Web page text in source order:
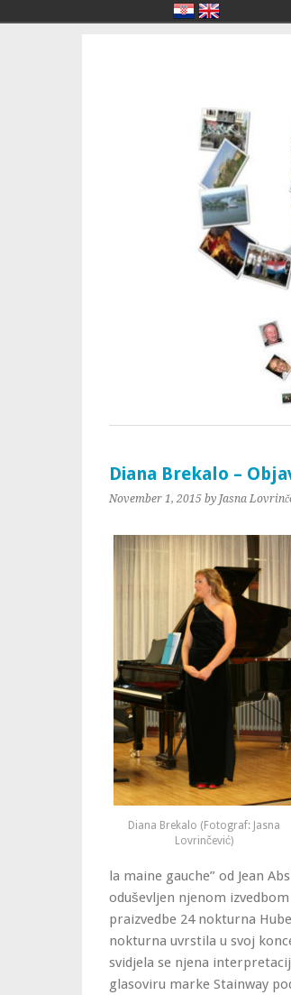
Diana Brekalo –
November 1, 2015 by Jasna
Diana Brekalo (Fotograf: Jasna
Lovrinčević)
la maine gauche” od Jean
oduševljen njenom
praizvedbe 24 nokturna
nokturna uvrstila u svoj
svidjela se njena
glasoviru marke Stainway